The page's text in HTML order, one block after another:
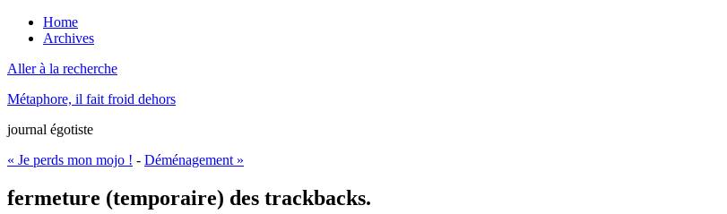
Home
Archives
Aller à la recherche
Métaphore, il fait froid dehors
journal égotiste
« Je perds mon mojo ! - Déménagement »
fermeture (temporaire) des trackbacks.